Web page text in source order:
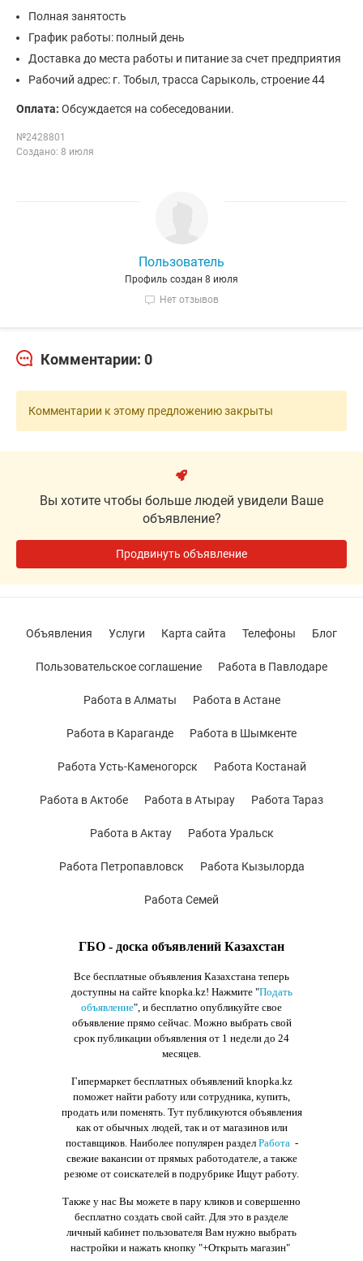
Полная занятость
График работы: полный день
Доставка до места работы и питание за счет предприятия
Рабочий адрес: г. Тобыл, трасса Сарыколь, строение 44
Оплата: Обсуждается на собеседовании.
№2428801
Создано: 8 июля
Пользователь
Профиль создан 8 июля
Нет отзывов
Комментарии: 0
Комментарии к этому предложению закрыты
Вы хотите чтобы больше людей увидели Ваше
объявление?
Продвинуть объявление
ГБО - доска объявлений Казахстан
Все бесплатные объявления Казахстана теперь
доступны на сайте knopka.kz! Нажмите "Подать
объявление", и бесплатно опубликуйте свое
объявление прямо сейчас. Можно выбрать свой
срок публикации объявления от 1 недели до 24
месяцев.
Гипермаркет бесплатных объявлений knopka.kz
поможет найти работу или сотрудника, купить,
продать или поменять. Тут публикуются объявления
как от обычных людей, так и от магазинов или
поставщиков. Наиболее популярен раздел Работа-
свежие вакансии от прямых работодателе, а также
резюме от соискателей в подрубрике Ищут работу.
Также у нас Вы можете в пару кликов и совершенно
бесплатно создать свой сайт. Для это в разделе
личный кабинет пользователя Вам нужно выбрать
настройки и нажать кнопку "+Открыть магазин"
Объявления Услуги Карта сайта Телефоны Блог
Пользовательское соглашение Работа в Павлодаре
Работа в Алматы Работа в Астане
Работа в Караганде Работа в Шымкенте
Работа Усть-Каменогорск Работа Костанай
Работа в Актобе Работа в Атырау Работа Тараз
Работа в Актау Работа Уральск
Работа Петропавловск Работа Кызылорда
Работа Семей